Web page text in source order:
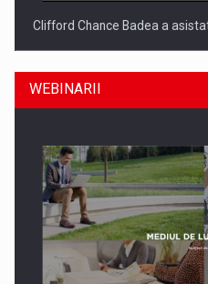
Clifford Chance Badea a
SAPTE PERSONALITATI DIN
WEBINARII